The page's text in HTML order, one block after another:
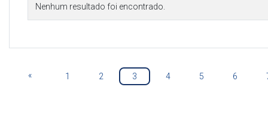
Nenhum resultado foi encontrado.
« 1 2 3 4 5 6